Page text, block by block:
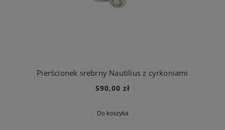
Pierścionek srebrny Nautilius z cyrkoniami
590,00 zł
Do koszyka